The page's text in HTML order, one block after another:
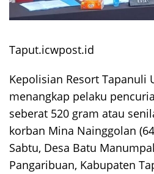
Taput.icwpost.id
Kepolisian Resort Tapanuli
menangkap pelaku
seberat 520 gram atau
korban Mina Nainggolan
Sabtu, Desa Batu
Pangaribuan, Kabupaten